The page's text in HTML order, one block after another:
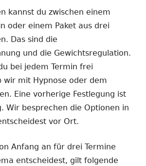
kannst du zwischen einem
oder einem Paket aus drei
Das sind die
und die Gewichtsregulation.
bei jedem Termin frei
wir mit Hypnose oder dem
Eine vorherige Festlegung ist
Wir besprechen die Optionen in
vor Ort.
Anfang an für drei Termine
entscheidest, gilt folgende